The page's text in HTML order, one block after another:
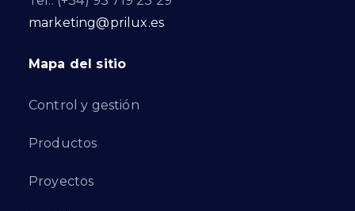
marketing@prilux.es
Mapa del sitio
Control y gestión
Productos
Proyectos